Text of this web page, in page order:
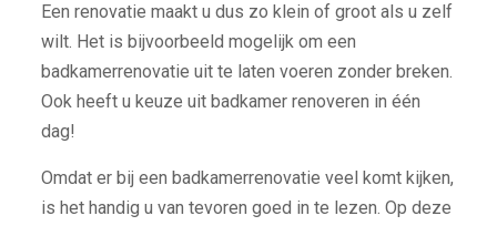
Een renovatie maakt u dus zo klein of groot als u zelf
wilt. Het is bijvoorbeeld mogelijk om een
badkamerrenovatie uit te laten voeren zonder breken.
Ook heeft u keuze uit badkamer renoveren in één
dag!
Omdat er bij een badkamerrenovatie veel komt kijken,
is het handig u van tevoren goed in te lezen. Op deze